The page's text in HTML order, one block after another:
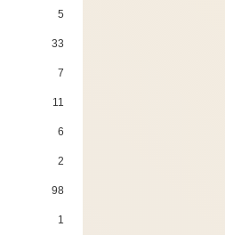
5
33
7
11
6
2
98
1